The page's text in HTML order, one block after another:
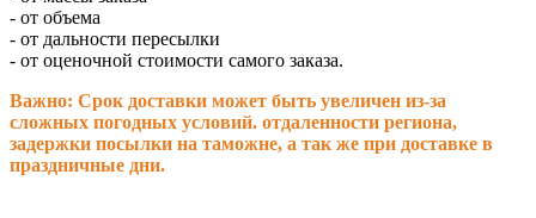
- от объема
- от дальности пересылки
- от оценочной стоимости самого заказа.
Важно: Срок доставки может быть увеличен из-за
сложных погодных условий. отдаленности региона,
задержки посылки на таможне, а так же при доставке в
праздничные дни.